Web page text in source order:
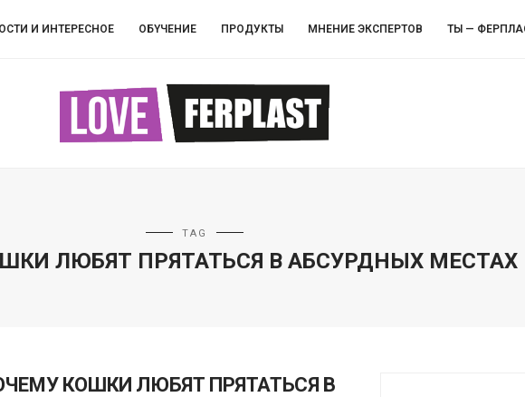
И ИНТЕРЕСНОЕ ОБYЧEНИЕ ПРОДУКТЫ МНЕНИЕ ЭКСПЕРТОВ ТЫ —
TAG
ЛЮБЯТ ПРЯТАТЬСЯ В АБСУРДНЫХ МЕСТАХ
КОШКИ ЛЮБЯТ ПРЯТАТЬСЯ В